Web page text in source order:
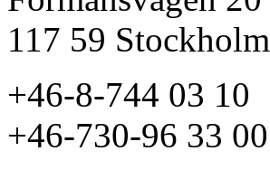
117 59 Stockholm
+46-8-744 03 10
+46-730-96 33 00